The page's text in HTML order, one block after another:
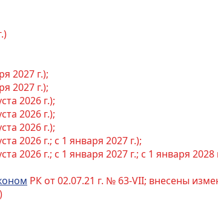
2027 г.);
2027 г.);
2026 г.);
2026 г.);
2026 г.);
2026 г.; с 1 января 2027 г.);
2026 г.; с 1 января 2027 г.; с 1 января 2028
РК от 02.07.21 г. № 63-VII; внесены
)